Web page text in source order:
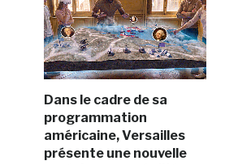
Dans le cadre de sa
programmation
américaine, Versailles
présente une nouvelle